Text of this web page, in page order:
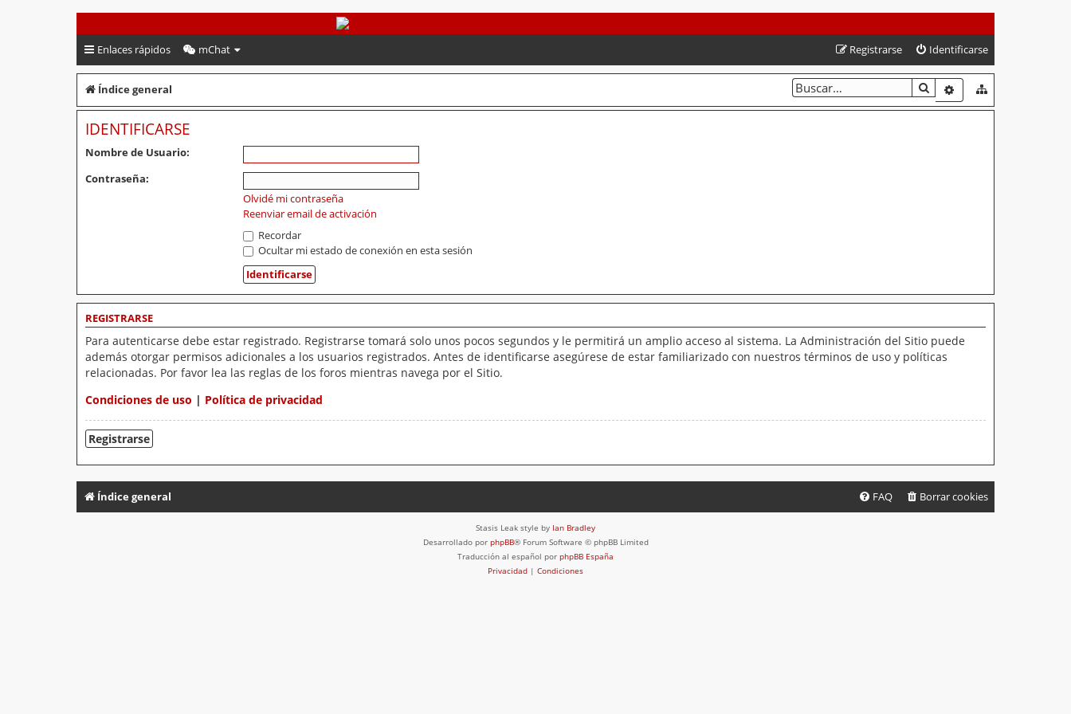
PeruVoley.com
Enlaces rápidos mChat Identificarse
Registrarse
Índice general BUSCARBÚSQUEDA
IDENTIFICARSE
Nombre de Usuario:
Contraseña:
Olvidé mi contraseña
Reenviar email de activación
Recordar
Ocultar mi estado de conexión en esta sesión
REGISTRARSE
Para autenticarse debe estar registrado. Registrarse tomará solo unos pocos segundos y le permitirá un amplio acceso al sistema. La Administración del Sitio puede
además otorgar permisos adicionales a los usuarios registrados. Antes de identificarse asegúrese de estar familiarizado con nuestros términos de uso y políticas
relacionadas. Por favor lea las reglas de los foros mientras navega por el Sitio.
Condiciones de uso | Política de privacidad
Registrarse
Índice general Borrar cookies
FAQ
Stasis Leak style by Ian Bradley
Desarrollado por phpBB® Forum Software © phpBB Limited
Traducción al español por phpBB España
Privacidad | Condiciones